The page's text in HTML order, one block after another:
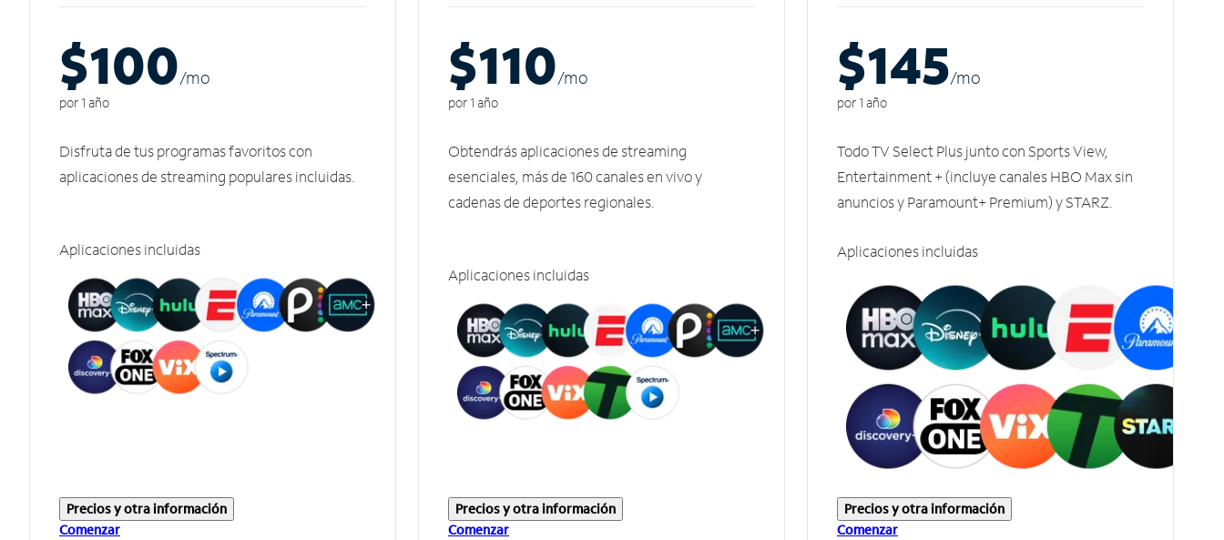
$100/mo
por 1 año
Disfruta de tus programas favoritos con
aplicaciones de streaming populares incluidas.
Aplicaciones incluidas
Precios y otra información
Comenzar
$110/mo
por 1 año
Obtendrás aplicaciones de streaming
esenciales, más de 160 canales en vivo y
cadenas de deportes regionales.
Aplicaciones incluidas
Precios y otra información
Comenzar
$145/mo
por 1 año
Todo TV Select Plus junto con Sports View,
Entertainment + (incluye canales HBO Max sin
anuncios y Paramount+ Premium) y STARZ.
Aplicaciones incluidas
Precios y otra información
Comenzar